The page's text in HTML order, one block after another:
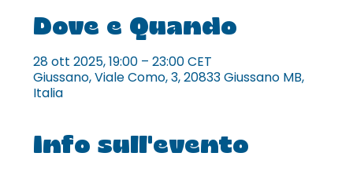
Dove e Quando
28 ott 2025, 19:00 – 23:00 CET
Giussano, Viale Como, 3, 20833 Giussano MB,
Italia
Info sull'evento